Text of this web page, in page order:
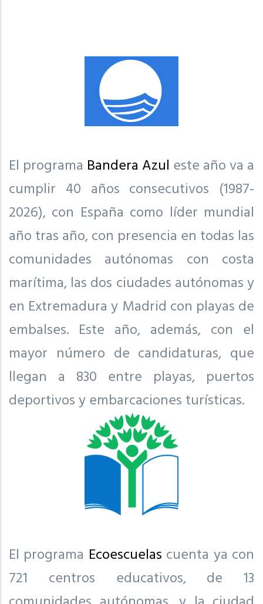
El programa Bandera Azul este año va a
cumplir 40 años consecutivos (1987-
2026), con España como líder mundial
año tras año, con presencia en todas las
comunidades autónomas con costa
marítima, las dos ciudades autónomas y
en Extremadura y Madrid con playas de
embalses. Este año, además, con el
mayor número de candidaturas, que
llegan a 830 entre playas, puertos
deportivos y embarcaciones turísticas.
El programa Ecoescuelas cuenta ya con
721 centros educativos, de 13